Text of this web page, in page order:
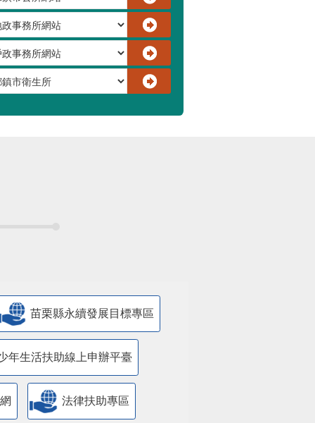
苗栗縣永續發展目標專區
年生活扶助線上申辦平臺
法律扶助專區